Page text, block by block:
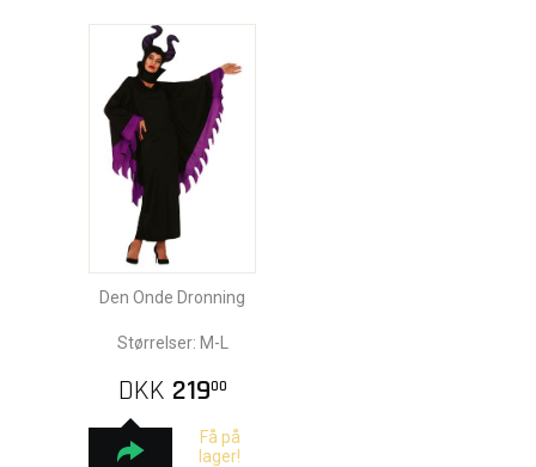
Den Onde Dronning
Størrelser: M-L
DKK 21900
Få på
lager!